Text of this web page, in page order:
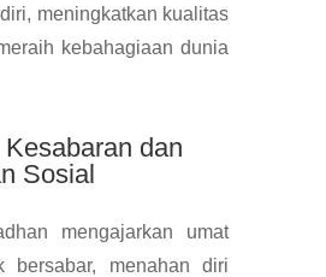
meningkatkan kualitas
kebahagiaan dunia
dan
Sosial
mengajarkan umat
bersabar, menahan diri